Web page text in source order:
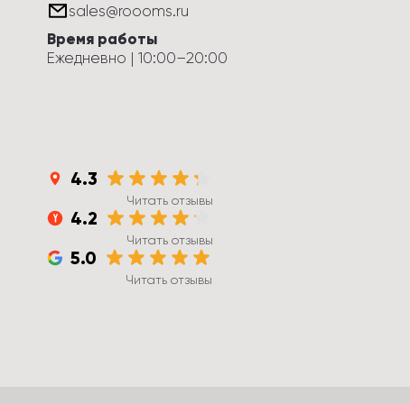
sales@roooms.ru
Время работы
Ежедневно | 10:00–20:00
4.3
Читать отзывы
4.2
Читать отзывы
5.0
Читать отзывы